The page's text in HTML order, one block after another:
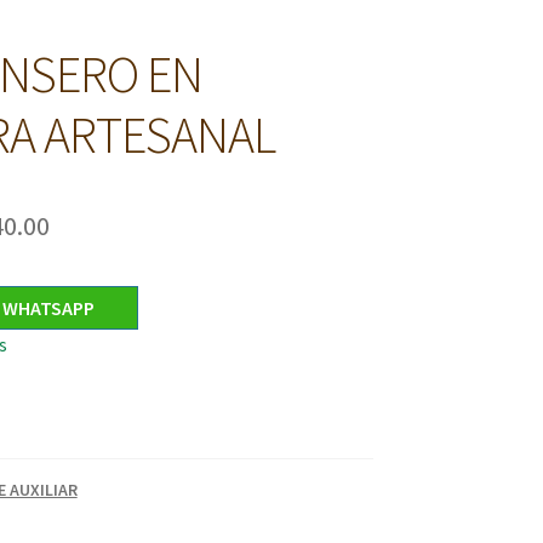
EN
ARTESANAL
El
actual
AUXILIAR